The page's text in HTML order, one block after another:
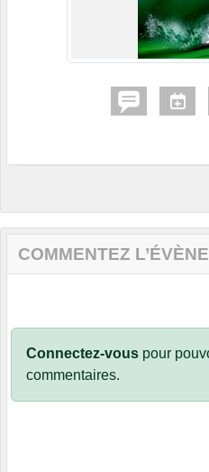
COMMENTEZ
Connectez-vous pour
commentaires.